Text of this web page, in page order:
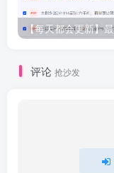
评论 抢沙发